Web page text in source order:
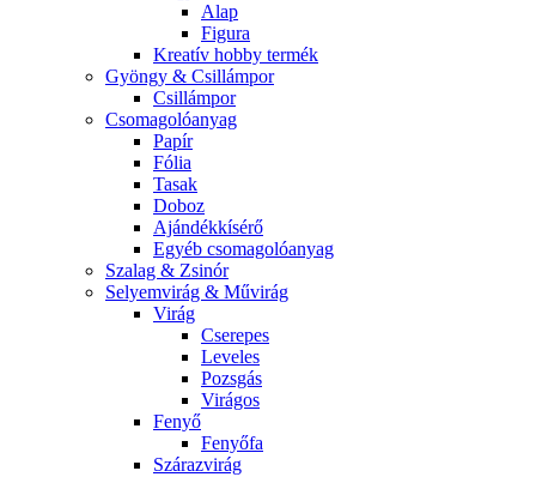
Alap
Figura
Kreatív hobby termék
Gyöngy & Csillámpor
Csillámpor
Csomagolóanyag
Papír
Fólia
Tasak
Doboz
Ajándékkísérő
Egyéb csomagolóanyag
Szalag & Zsinór
Selyemvirág & Művirág
Virág
Cserepes
Leveles
Pozsgás
Virágos
Fenyő
Fenyőfa
Szárazvirág